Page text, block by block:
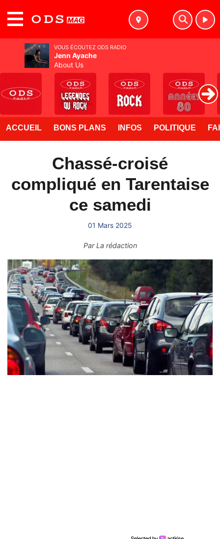
ACCUEIL BONS PLANS INFOS POLITIQUE
Chassé-croisé
compliqué en Tarentaise
ce samedi
01 Mars 2025
ParLa rédaction
VOUS ÉCOUTEZ ODS RADIO
Jenn Ayache
About Us